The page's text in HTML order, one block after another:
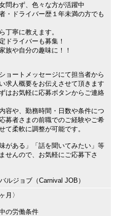
問わず、色々な方が活躍中
・ドライバー歴１年未満の方でも
丁寧に教えます。
ドライバーも募集！
族や自分の趣味に！！
ョートメッセージにて担当者から
求人概要をお伝えさせて頂きます
はお気軽に応募ボタンからご連絡
容や、勤務時間・日数や条件につ
募者さまの前職でのご経験やご希
て柔軟に調整が可能です。
味がある」「話を聞いてみたい」等
せんので、お気軽にご応募下さ
ルジョブ（Carnival JOB）
月〉
の労働条件